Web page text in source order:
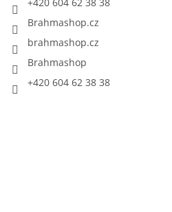
Brahmashop.cz
brahmashop.cz
Brahmashop
+420 604 62 38 38